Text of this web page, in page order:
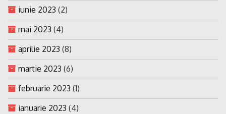
iunie 2023 (2)
mai 2023 (4)
aprilie 2023 (8)
martie 2023 (6)
februarie 2023 (1)
ianuarie 2023 (4)